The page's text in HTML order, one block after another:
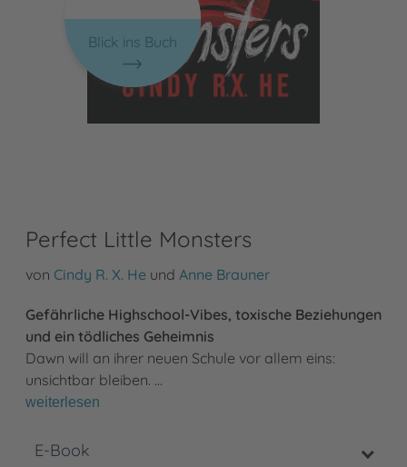
Blick ins Buch
Perfect Little Monsters
von Cindy R. X. He und Anne Brauner
Gefährliche Highschool-Vibes, toxische Beziehungen
und ein tödliches Geheimnis
Dawn will an ihrer neuen Schule vor allem eins:
unsichtbar bleiben. …
weiterlesen
E-Book